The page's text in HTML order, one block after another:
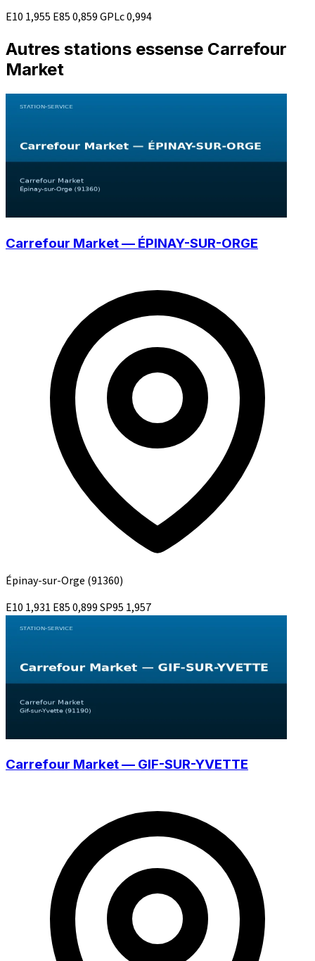
E10 1,955 E850,859GPLc0,994
Autres stations essense Carrefour
Market
Carrefour Market — ÉPINAY-SUR-ORGE
Épinay-sur-Orge (91360)
E10 1,931 E850,899SP95 1,957
Carrefour Market — GIF-SUR-YVETTE